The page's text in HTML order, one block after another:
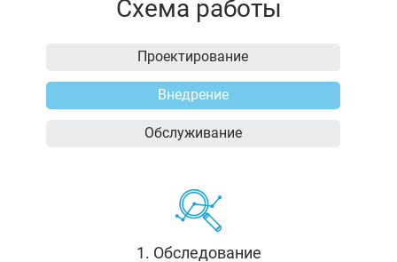
Схема работы
Проектирование
Внедрение
Обслуживание
1. Обследование